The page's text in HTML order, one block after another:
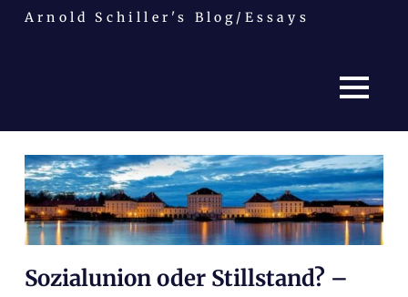
Inhalt
springen
Arnold Schiller's Blog/Essays
MENÜ
Sozialunion oder Stillstand? –